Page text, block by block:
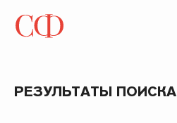
РЕЗУЛЬТАТЫ ПОИСКА